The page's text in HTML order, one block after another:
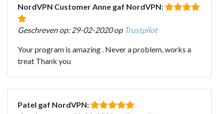
NordVPN Customer Anne gaf NordVPN:
Geschreven op: 29-02-2020 op Trustpilot
Your program is amazing . Never a problem, works a
treat Thank you
Patel gaf NordVPN: